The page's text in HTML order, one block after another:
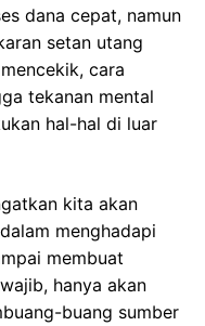
dana cepat, namun
setan utang
cara
tekanan mental
hal-hal di luar
kita akan
menghadapi
membuat
hanya akan
buang sumber